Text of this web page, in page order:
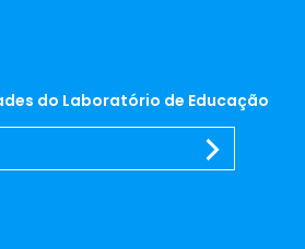
do Laboratório de Educação